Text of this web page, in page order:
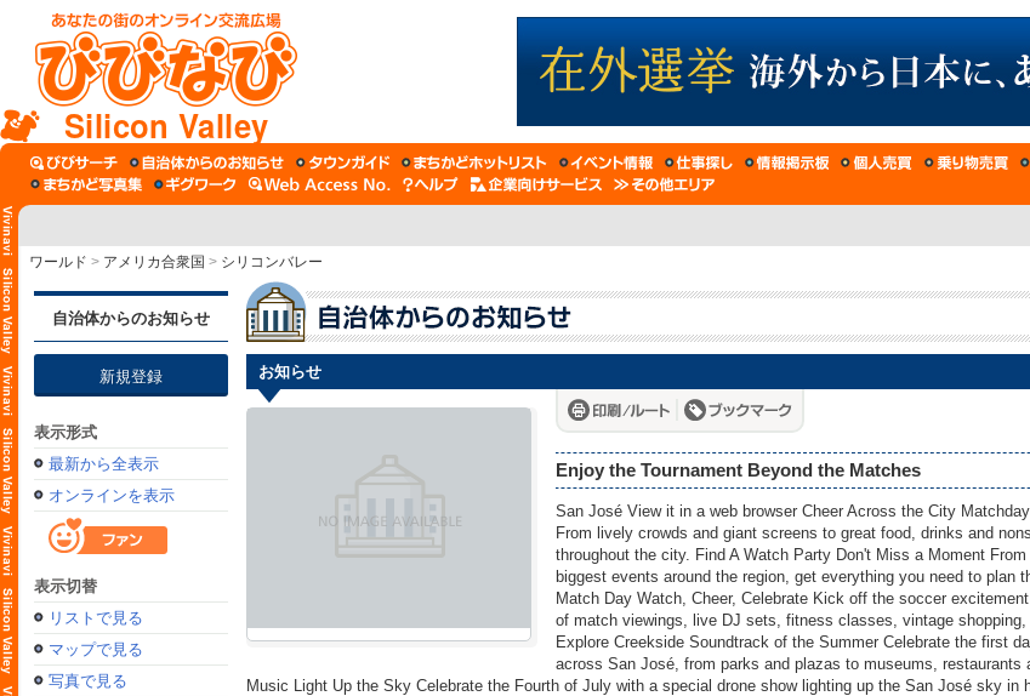
Silicon Valley
ワールド > アメリカ合衆国 > シリコンバレー
自治体からのお知らせ
新規登録
表示形式
最新から全表示
オンラインを表示
表示切替
リストで見る
マップで見る
写真で見る
お知らせ
Enjoy the Tournament Beyond the Matches
San José View it in a web browser Cheer Across the City
From lively crowds and giant screens to great food, drinks and
throughout the city. Find A Watch Party Don't Miss a Moment
biggest events around the region, get everything you need to plan
Match Day Watch, Cheer, Celebrate Kick off the soccer
of match viewings, live DJ sets, fitness classes, vintage
Explore Creekside Soundtrack of the Summer Celebrate the first
across San José, from parks and plazas to museums, restaurants
Music Light Up the Sky Celebrate the Fourth of July with a special drone show lighting up the San José sky in